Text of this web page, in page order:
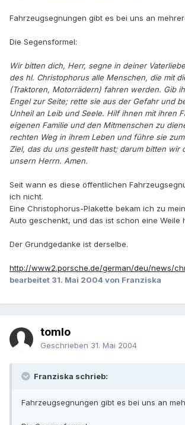
Fahrzeugsegnungen gibt es bei uns an
Die Segensformel:
Wir bitten dich, Herr, segne in deiner
des hl. Christophorus alle Menschen, die mit
(Traktoren, Motorrädern) fahren werden. Gib
Engel zur Seite; rette sie aus der Gefahr und
Unheil an Leib und Seele. Hilf ihnen mit ihren
eigenen Familie und den Mitmenschen zu
rechten Weg in ihrem Leben und führe sie
Ziel, das du uns gestellt hast; darum bitten wir
unsern Herrn. Amen.
Seit wann es diese öffentlichen
ich nicht.
Eine Christophorus-Plakette bekam ich zu
Auto geschenkt, und das ist schon eine Weile
Der Grundgedanke ist derselbe.
http://www2.porsche.de/german/deu/news/
bearbeitet 31. Mai 2004 von Franziska
tomlo
Geschrieben 31. Mai 2004
Franziska schrieb:
Fahrzeugsegnungen gibt es bei uns an